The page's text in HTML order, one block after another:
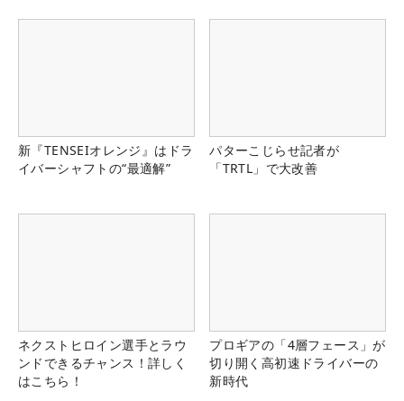
新『TENSEIオレンジ』はドラ
イバーシャフトの“最適解”
パターこじらせ記者が
「TRTL」で大改善
ネクストヒロイン選手とラウ
ンドできるチャンス！詳しく
はこちら！
プロギアの「4層フェース」が
切り開く高初速ドライバーの
新時代